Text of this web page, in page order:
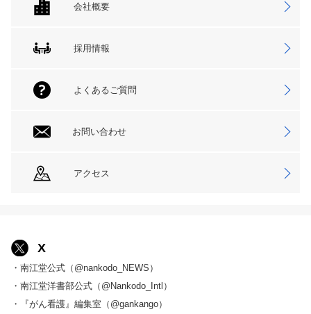
会社概要
採用情報
よくあるご質問
お問い合わせ
アクセス
X
・南江堂公式（@nankodo_NEWS）
・南江堂洋書部公式（@Nankodo_Intl）
・『がん看護』編集室（@gankango）